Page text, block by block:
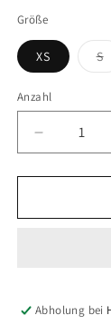
Größe
XS S
Anzahl
Anzahl
Verringere
die
Menge
Abholung bei